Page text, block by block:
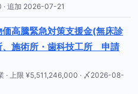
· 追加 2026-07-21
高騰緊急対策支援金(無床診
、施術所・歯科技工所 申請
· 上限 ¥5,511,246,000 · 〆2026-08-